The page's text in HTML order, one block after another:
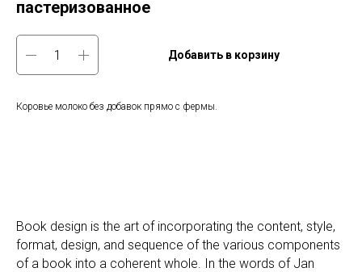
пастеризованное
Добавить в корзину
Коровье молоко без добавок прямо с фермы.
Book design is the art of incorporating the content, style,
format, design, and sequence of the various components
of a book into a coherent whole. In the words of Jan